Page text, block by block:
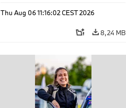
Thu Aug 06 11:16:02 CEST 2026
8,24 MB